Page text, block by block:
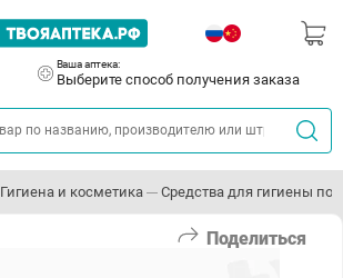
Ваша аптека:
Выберите способ получения заказа
Гигиена и косметика Средства для гигиены
Поделиться